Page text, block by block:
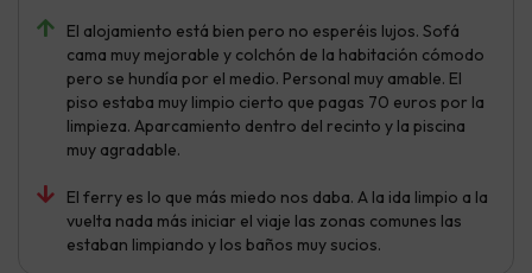
El alojamiento está bien pero no esperéis lujos. Sofá
cama muy mejorable y colchón de la habitación cómodo
pero se hundía por el medio. Personal muy amable. El
piso estaba muy limpio cierto que pagas 70 euros por la
limpieza. Aparcamiento dentro del recinto y la piscina
muy agradable.
El ferry es lo que más miedo nos daba. A la ida limpio a la
vuelta nada más iniciar el viaje las zonas comunes las
estaban limpiando y los baños muy sucios.